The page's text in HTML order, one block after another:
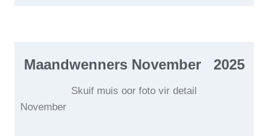
Maandwenners November 2025
Skuif muis oor foto vir detail
November